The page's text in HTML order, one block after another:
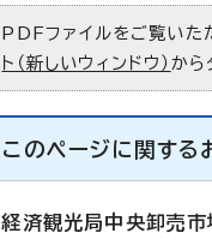
PDFファイルをご覧いた
ト（新しいウィンドウ） から
このページに関する
経済観光局中央卸売